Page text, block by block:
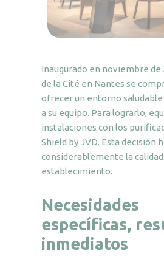
Inaugurado en noviembre de
de la Cité en Nantes se
ofrecer un entorno saludable
a su equipo. Para lograrlo,
instalaciones con los
Shield by JVD. Esta decisión
considerablemente la
establecimiento.
Necesidades
específicas,
inmediatos